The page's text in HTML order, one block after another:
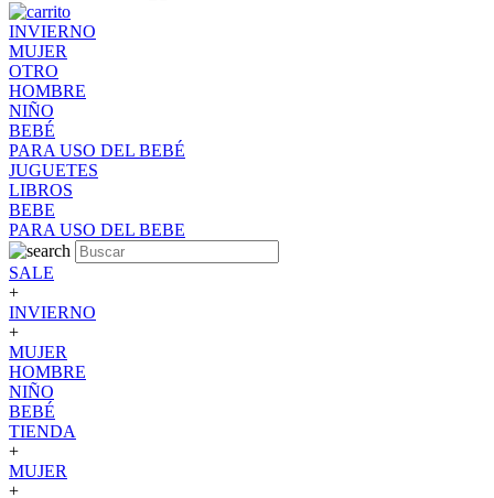
INVIERNO
MUJER
OTRO
HOMBRE
NIÑO
BEBÉ
PARA USO DEL BEBÉ
JUGUETES
LIBROS
BEBE
PARA USO DEL BEBE
SALE
+
INVIERNO
+
MUJER
HOMBRE
NIÑO
BEBÉ
TIENDA
+
MUJER
+